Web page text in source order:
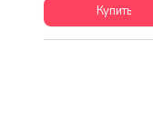
Купить